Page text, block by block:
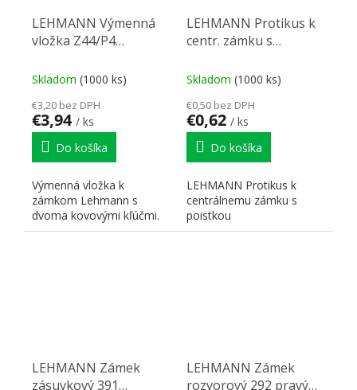
LEHMANN Výmenná
vložka Z44/P4
Skladom (1000 ks)
€3,20 bez DPH
€3,94 / ks
Do košíka
Výmenná vložka k
zámkom Lehmann s
dvoma kovovými kľúčmi.
LEHMANN Protikus k
centr. zámku s
Skladom (1000 ks)
€0,50 bez DPH
€0,62 / ks
Do košíka
LEHMANN Protikus k
centrálnemu zámku s
poistkou
LEHMANN Zámek
zásuvkový 391
LEHMANN Zámek
rozvorový 292 pravý